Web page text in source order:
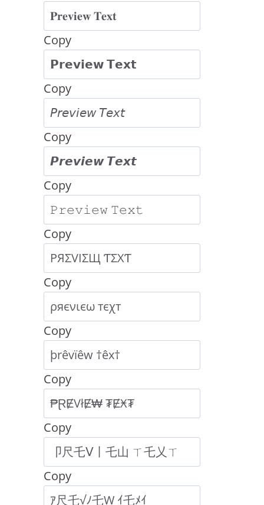
Copy
Copy
Copy
Copy
Copy
Copy
Copy
Copy
Copy
Copy